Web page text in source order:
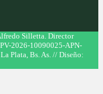
Silletta. Director
2026-10090025-APN-
Plata, Bs. As. // Diseño: